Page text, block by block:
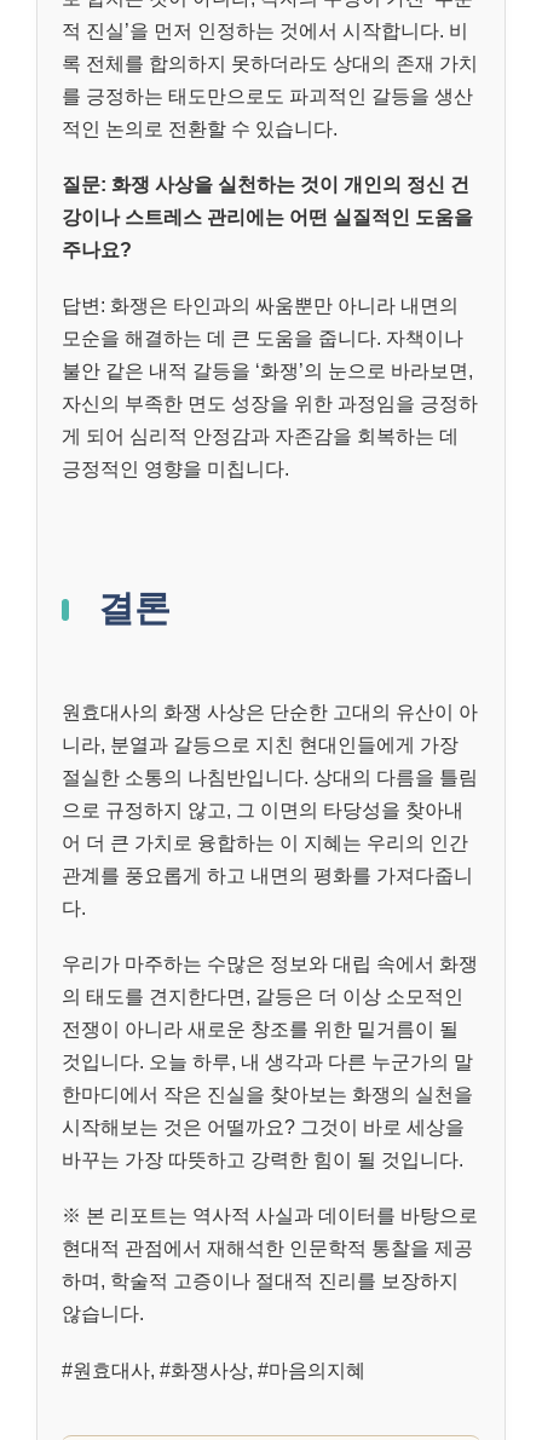
적 진실’을 먼저 인정하는 것에서 시작합니다. 비
록 전체를 합의하지 못하더라도 상대의 존재 가치
를 긍정하는 태도만으로도 파괴적인 갈등을 생산
적인 논의로 전환할 수 있습니다.
질문: 화쟁 사상을 실천하는 것이 개인의 정신 건
강이나 스트레스 관리에는 어떤 실질적인 도움을
주나요?
답변: 화쟁은 타인과의 싸움뿐만 아니라 내면의
모순을 해결하는 데 큰 도움을 줍니다. 자책이나
불안 같은 내적 갈등을 ‘화쟁’의 눈으로 바라보면,
자신의 부족한 면도 성장을 위한 과정임을 긍정하
게 되어 심리적 안정감과 자존감을 회복하는 데
긍정적인 영향을 미칩니다.
결론
원효대사의 화쟁 사상은 단순한 고대의 유산이 아
니라, 분열과 갈등으로 지친 현대인들에게 가장
절실한 소통의 나침반입니다. 상대의 다름을 틀림
으로 규정하지 않고, 그 이면의 타당성을 찾아내
어 더 큰 가치로 융합하는 이 지혜는 우리의 인간
관계를 풍요롭게 하고 내면의 평화를 가져다줍니
다.
우리가 마주하는 수많은 정보와 대립 속에서 화쟁
의 태도를 견지한다면, 갈등은 더 이상 소모적인
전쟁이 아니라 새로운 창조를 위한 밑거름이 될
것입니다. 오늘 하루, 내 생각과 다른 누군가의 말
한마디에서 작은 진실을 찾아보는 화쟁의 실천을
시작해보는 것은 어떨까요? 그것이 바로 세상을
바꾸는 가장 따뜻하고 강력한 힘이 될 것입니다.
※ 본 리포트는 역사적 사실과 데이터를 바탕으로
현대적 관점에서 재해석한 인문학적 통찰을 제공
하며, 학술적 고증이나 절대적 진리를 보장하지
않습니다.
#원효대사, #화쟁사상, #마음의지혜